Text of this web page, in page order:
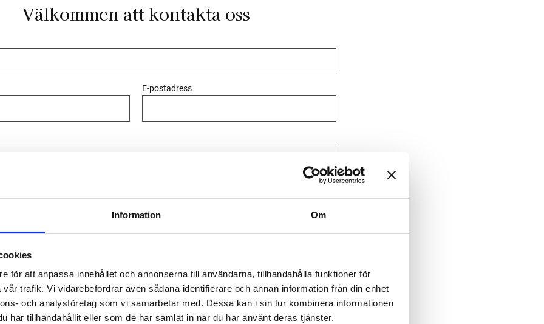
Information Om
för att anpassa innehållet och annonserna till användarna, tillhandahålla funktioner för
trafik. Vi vidarebefordrar även sådana identifierare och annan information från din enhet
och analysföretag som vi samarbetar med. Dessa kan i sin tur kombinera informationen
har tillhandahållit eller som de har samlat in när du har använt deras tjänster.
Välkommen att kontakta oss
E-postadress
behandlas i enlighet med vårintegritetspolicy.
behöver hjälp? - brobergs@brobergs.se
oss på kontoret? - 031153614